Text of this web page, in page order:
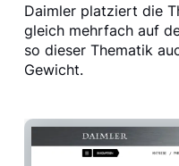
Daimler platziert die
gleich mehrfach auf
so dieser Thematik
Gewicht.